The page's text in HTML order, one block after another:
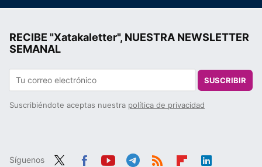
RECIBE "Xatakaletter", NUESTRA NEWSLETTER
SEMANAL
SUSCRIBIR
Suscribiéndote aceptas nuestra política de privacidad
Síguenos